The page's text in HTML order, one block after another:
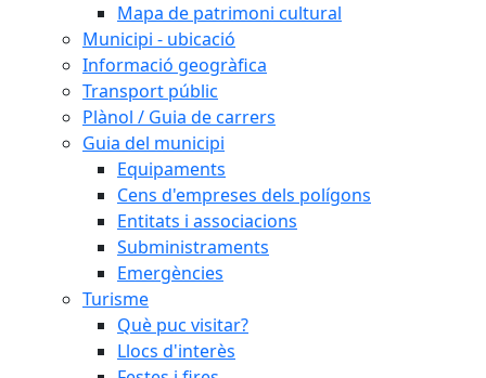
Mapa de patrimoni cultural
Municipi - ubicació
Informació geogràfica
Transport públic
Plànol / Guia de carrers
Guia del municipi
Equipaments
Cens d'empreses dels polígons
Entitats i associacions
Subministraments
Emergències
Turisme
Què puc visitar?
Llocs d'interès